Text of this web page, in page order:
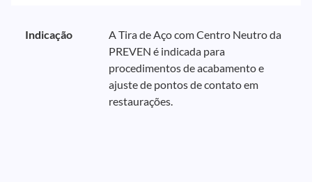
Indicação
A Tira de Aço com Centro Neutro da
PREVEN é indicada para
procedimentos de acabamento e
ajuste de pontos de contato em
restaurações.